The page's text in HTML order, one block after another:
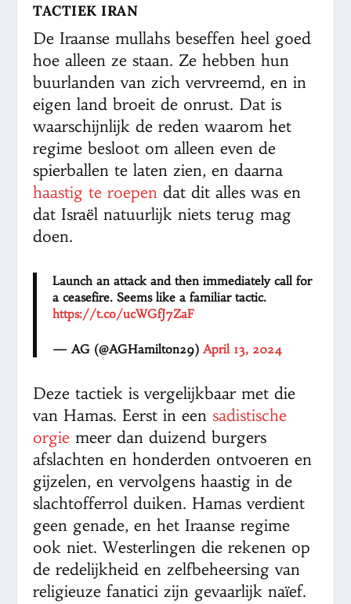
TACTIEK IRAN
De Iraanse mullahs beseffen heel goed
hoe alleen ze staan. Ze hebben hun
buurlanden van zich vervreemd, en in
eigen land broeit de onrust. Dat is
waarschijnlijk de reden waarom het
regime besloot om alleen even de
spierballen te laten zien, en daarna
haastig te roepen dat dit alles was en
dat Israël natuurlijk niets terug mag
doen.
Launch an attack and then immediately call for
a ceasefire. Seems like a familiar tactic.
https://t.co/ucWGfJ7ZaF
— AG (@AGHamilton29)April 13, 2024
Deze tactiek is vergelijkbaar met die
van Hamas. Eerst in een sadistische
orgie meer dan duizend burgers
afslachten en honderden ontvoeren en
gijzelen, en vervolgens haastig in de
slachtofferrol duiken. Hamas verdient
geen genade, en het Iraanse regime
ook niet. Westerlingen die rekenen op
de redelijkheid en zelfbeheersing van
religieuze fanatici zijn gevaarlijk naïef.